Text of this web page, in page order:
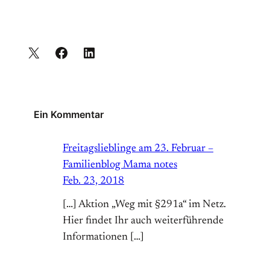
Ein Kommentar
Freitagslieblinge am 23. Februar –
Familienblog Mama notes
Feb. 23, 2018
[…] Aktion „Weg mit §291a“ im Netz.
Hier findet Ihr auch weiterführende
Informationen […]